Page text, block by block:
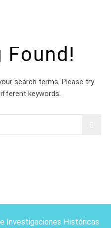
Found!
search terms. Please try
keywords.
Investigaciones Históricas